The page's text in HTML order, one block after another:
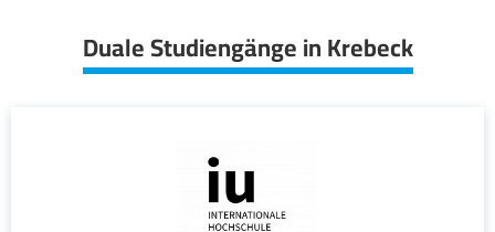
Duale Studiengänge in Krebeck